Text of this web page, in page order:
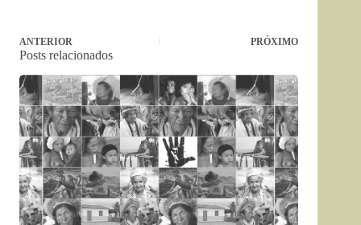
ANTERIOR PRÓXIMO
Posts relacionados